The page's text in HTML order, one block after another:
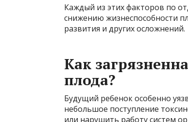
Каждый из этих факторов по
снижению жизнеспособности
развития и других осложнений.
Как
плода?
Будущий ребенок особенно
небольшое поступление
или нарушить работу систем